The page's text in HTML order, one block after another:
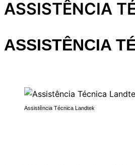
ASSISTÊNCIA
ASSISTÊNCIA
Assistência Técnica Landtek